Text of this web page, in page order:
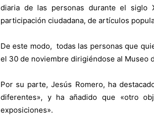
diaria de las personas durante el siglo
participación ciudadana, de artículos
De este modo, todas las personas que
el 30 de noviembre dirigiéndose al Museo
Por su parte, Jesús Romero, ha
diferentes», y ha añadido que «otro
exposiciones».